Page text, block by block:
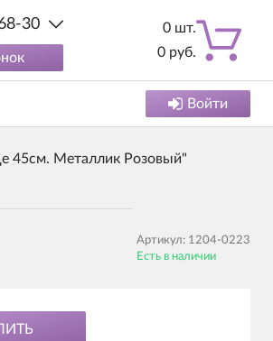
30 0 шт.
0 руб.
Войти
45см. Металлик Розовый"
Артикул: 1204-0223
Есть в наличии